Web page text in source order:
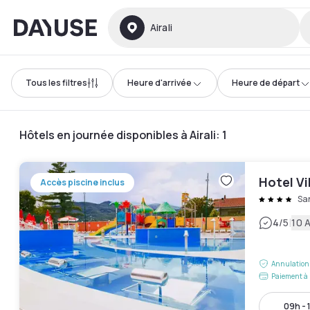
Dayuse Airali
Tous les filtres Heure d'arrivée Heure de départ
Hôtels en journée disponibles à Airali: 1
Accès piscine inclus Hotel
4/5|10
Paiement
09h -